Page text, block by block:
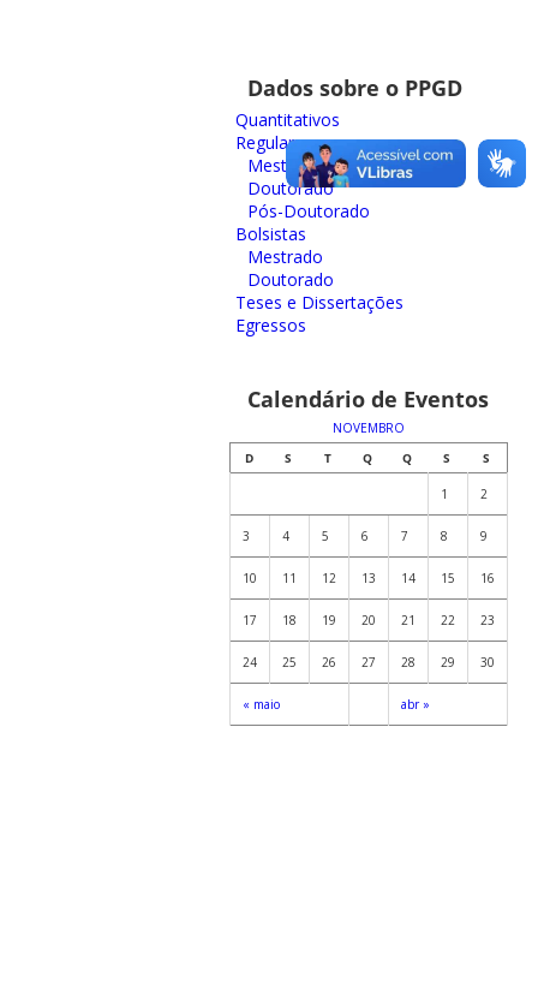
Dados sobre o PPGD
Quantitativos
Regulares
Mestrado
Doutorado
Pós-Doutorado
Bolsistas
Mestrado
Doutorado
Teses e Dissertações
Egressos
Calendário de Eventos
NOVEMBRO
D
S T Q Q S S
« maio abr »
1 2
3 4 5 6 7 8 9
10 11 12 13 14 15 16
17 18 19 20 21 22 23
24 25 26 27 28 29 30